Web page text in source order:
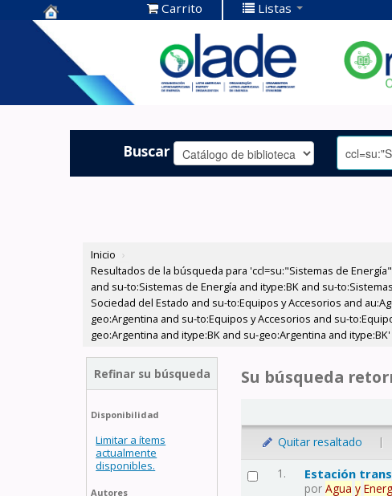
Centro de
Documentación
OLADE -
Carrito Listas
Buscar
Inicio ›
Resultados de la búsqueda para 'ccl=su:"Sistemas de
and su-to:Sistemas de Energía and itype:BK and su-
Sociedad del Estado and su-to:Equipos y Accesorios and
geo:Argentina and su-to:Equipos y Accesorios and su-
geo:Argentina and itype:BK and su-geo:Argentina and itype:BK'
Refinar su búsqueda
Disponibilidad
Limitar a ítems
actualmente
disponibles.
Autores
Su búsqueda
Quitar resaltado |
1. Estación
porAgua y